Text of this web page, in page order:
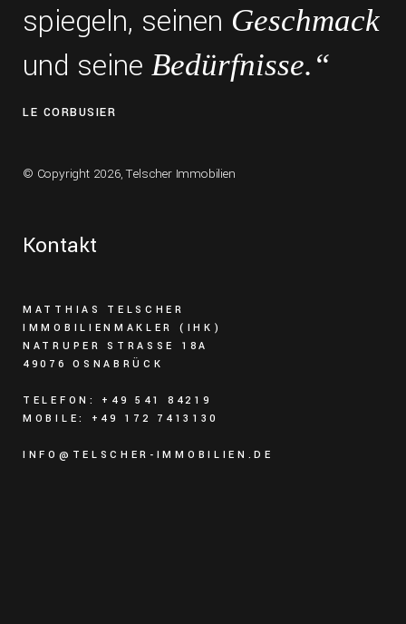
spiegeln, seinen Geschmack
und seine Bedürfnisse.“
LE CORBUSIER
© Copyright 2026, Telscher Immobilien
Kontakt
MATTHIAS TELSCHER
IMMOBILIENMAKLER (IHK)
NATRUPER STRASSE 18A
49076 OSNABRÜCK
TELEFON: +49 541 84219
MOBILE: +49 172 7413130
INFO@TELSCHER-IMMOBILIEN.DE